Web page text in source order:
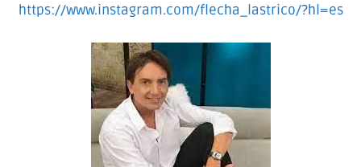
https://www.instagram.com/flecha_lastrico/?hl=es